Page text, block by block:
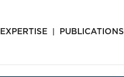
EXPERTISE PUBLICATIONS